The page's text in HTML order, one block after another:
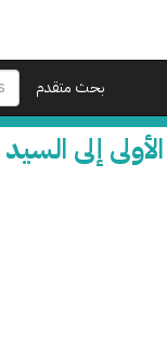
بحث متقدم
إلى